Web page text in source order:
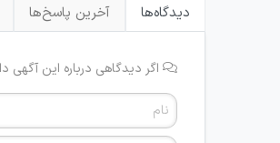
دیدگاه‌ها آخرین پاسخ‌ها
اگر دیدگاهی درباره این آگهی